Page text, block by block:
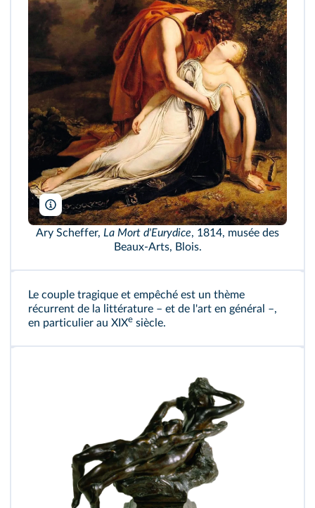
Ary Scheffer, La Mort d'Eurydice, 1814, musée des
Beaux-Arts, Blois.
Le couple tragique et empêché est un thème
récurrent de la littérature – et de l'art en général –,
en particulier au XIXe siècle.